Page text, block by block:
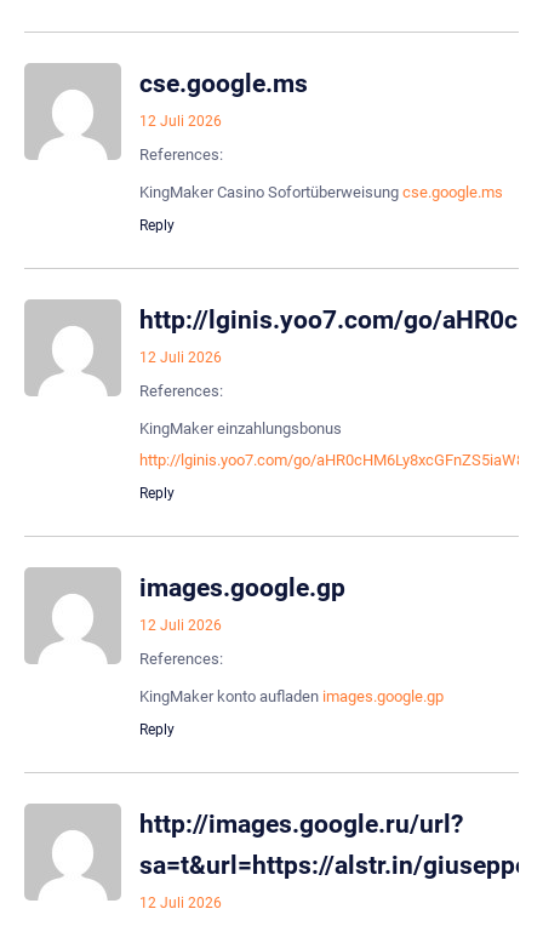
cse.google.ms
12 Juli 2026
References:
KingMaker Casino Sofortüberweisung cse.google.ms
Reply
http://lginis.yoo7.com/go/
12 Juli 2026
References:
KingMaker einzahlungsbonus
http://lginis.yoo7.com/go/
Reply
images.google.gp
12 Juli 2026
References:
KingMaker konto aufladen images.google.gp
Reply
http://images.google.ru/url?
sa=t&url=https://alstr.in/
12 Juli 2026